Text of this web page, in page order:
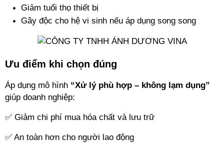
Giảm tuổi thọ thiết bị
Gây độc cho hệ vi sinh nếu áp dụng song song
Ưu điểm khi chọn đúng
Áp dụng mô hình “Xử lý phù hợp – không lạm dụng”
giúp doanh nghiệp:
✅ Giảm chi phí mua hóa chất và lưu trữ
✅ An toàn hơn cho người lao động